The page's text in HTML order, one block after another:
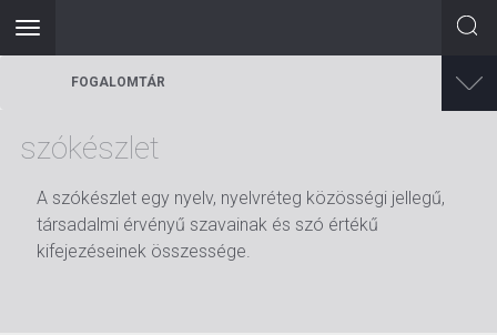
Toggle
navigation
FOGALOMTÁR
szókészlet
A szókészlet egy nyelv, nyelvréteg közösségi jellegű,
társadalmi érvényű szavainak és szó értékű
kifejezéseinek összessége.